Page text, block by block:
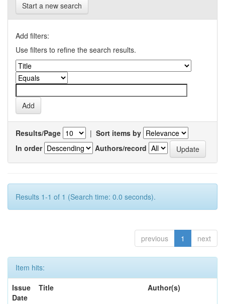
Start a new search
Add filters:
Use filters to refine the search results.
Results/Page | Sort items by
In order
Authors/record
Results 1-1 of 1 (Search time: 0.0 seconds).
previous 1 next
Item hits:
Issue
Date
Title Author(s)